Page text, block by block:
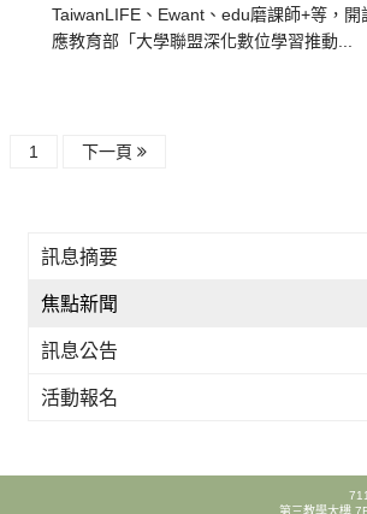
TaiwanLIFE、Ewant、edu磨課師+等，開
應教育部「大學聯盟深化數位學習推動...
1 下一頁
訊息摘要
焦點新聞
訊息公告
活動報名